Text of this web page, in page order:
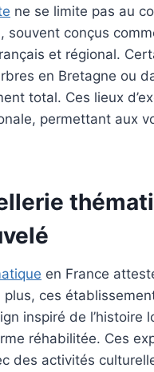
ne se limite pas au
conçus
et régional.
en Bretagne ou
total. Ces lieux
permettant aux
en France
plus, ces
inspiré de l’histoire
réhabilitée. Ces
des activités